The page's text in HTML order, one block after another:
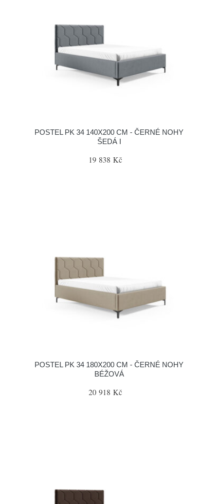
POSTEL PK 34 140X200 CM - ČERNÉ NOHY
ŠEDÁ I
19 838 Kč
POSTEL PK 34 180X200 CM - ČERNÉ NOHY
BÉŽOVÁ
20 918 Kč